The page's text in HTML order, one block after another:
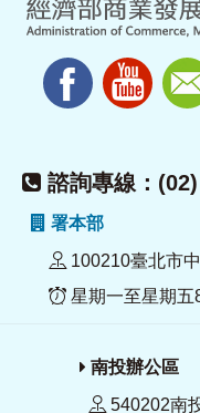
諮詢專線：
署本部
100210臺北市
星期一至星期五
南投辦公區
540202南